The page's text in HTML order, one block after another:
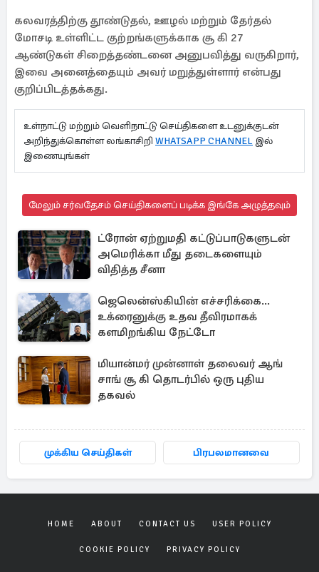
கலவரத்திற்கு தூண்டுதல், ஊழல் மற்றும் தேர்தல்
மோசடி உள்ளிட்ட குற்றங்களுக்காக சூ கி 27
ஆண்டுகள் சிறைத்தண்டனை அனுபவித்து வருகிறார்,
இவை அனைத்தையும் அவர் மறுத்துள்ளார் என்பது
குறிப்பிடத்தக்கது.
உள்நாட்டு மற்றும் வெளிநாட்டு செய்திகளை உடனுக்குடன்
அறிந்துக்கொள்ள லங்காசிறி WHATSAPP CHANNEL இல்
இணையுங்கள்
மேலும் சர்வதேசம் செய்திகளைப் படிக்க இங்கே அழுத்தவும்
ட்ரோன் ஏற்றுமதி கட்டுப்பாடுகளுடன்
அமெரிக்கா மீது தடைகளையும்
விதித்த சீனா
ஜெலென்ஸ்கியின் எச்சரிக்கை...
உக்ரைனுக்கு உதவ தீவிரமாகக்
களமிறங்கிய நேட்டோ
மியான்மர் முன்னாள் தலைவர் ஆங்
சாங் சூ கி தொடர்பில் ஒரு புதிய
தகவல்
முக்கிய செய்திகள் பிரபலமானவை
HOME ABOUT CONTACT US USER POLICY
COOKIE POLICY PRIVACY POLICY